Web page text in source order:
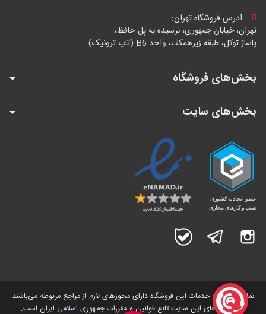
آدرس فروشگاه تهران:
تهران، خیابان جمهوری، نرسیده به پل حافظ،
پاساژ توکل، طبقه زیرهمکف، واحد B6 (تاپ ترونیک)
بخش‌های فروشگاه
بخش‌های سایت
اینستاگرام تلگرام
تمامی کالاها و خدمات این فروشگاه دارای مجوز‌های لازم از مراجع مربوطه می‌باشند
و فعالیت های این سایت تابع قوانین و مقررات جمهوری اسلامی ایران است.